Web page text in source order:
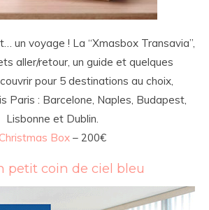
un voyage ! La “Xmasbox Transavia”,
aller/retour, un guide et quelques
pour 5 destinations au choix,
Paris : Barcelone, Naples, Budapest,
Lisbonne et Dublin.
Box – 200€
petit coin de ciel bleu